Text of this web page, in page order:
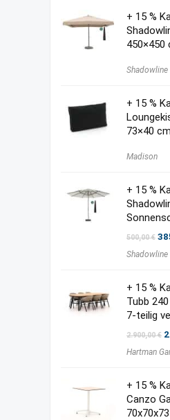
+ 15 %
450×450
Shadowline
+ 15 %
73×40 cm
Madison
+ 15 %
500,00€
war:
Shadowline
+ 15 %
Tubb
7-teilig
2.900,00€
Hartman
+ 15 %
Canzo